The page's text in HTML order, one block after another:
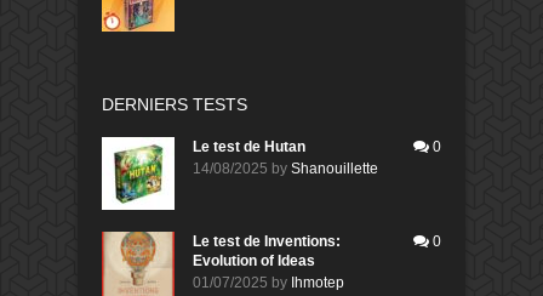
DERNIERS TESTS
Le test de Hutan
14/08/2025 by Shanouillette
0
Le test de Inventions:
Evolution of Ideas
01/07/2025 by Ihmotep
0